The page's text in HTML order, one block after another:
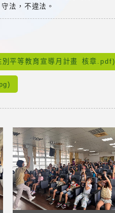
法，不違法。
平等教育宣導月計畫 核章.pdf)